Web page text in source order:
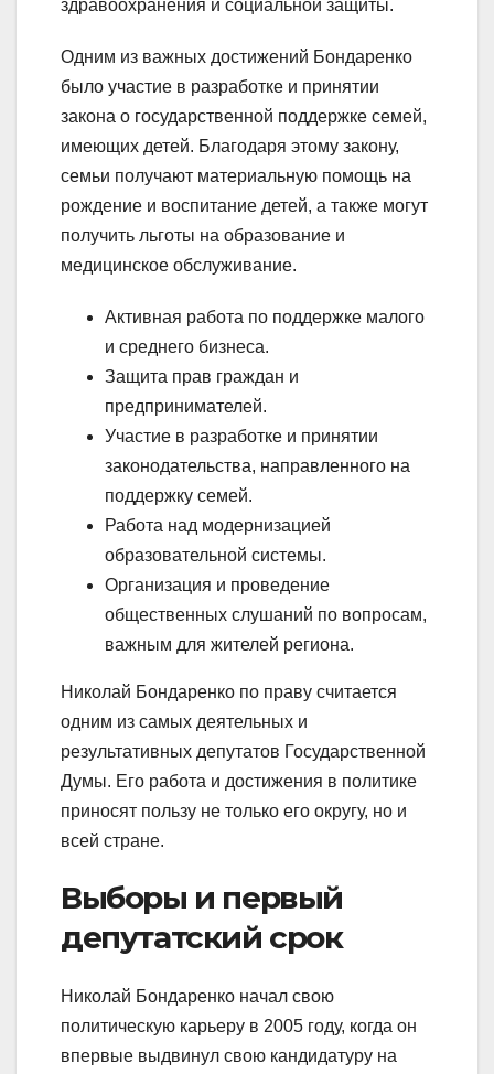
здравоохранения и социальной защиты.
Одним из важных достижений Бондаренко
было участие в разработке и принятии
закона о государственной поддержке семей,
имеющих детей. Благодаря этому закону,
семьи получают материальную помощь на
рождение и воспитание детей, а также могут
получить льготы на образование и
медицинское обслуживание.
Активная работа по поддержке малого
и среднего бизнеса.
Защита прав граждан и
предпринимателей.
Участие в разработке и принятии
законодательства, направленного на
поддержку семей.
Работа над модернизацией
образовательной системы.
Организация и проведение
общественных слушаний по вопросам,
важным для жителей региона.
Николай Бондаренко по праву считается
одним из самых деятельных и
результативных депутатов Государственной
Думы. Его работа и достижения в политике
приносят пользу не только его округу, но и
всей стране.
Выборы и первый
депутатский срок
Николай Бондаренко начал свою
политическую карьеру в 2005 году, когда он
впервые выдвинул свою кандидатуру на